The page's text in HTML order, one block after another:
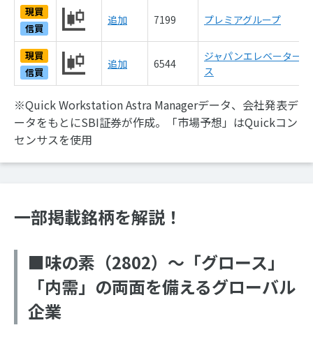
現買
信買
追加 7199 プレミアグループ
現買
信買
追加 6544
ジャパンエレベーター
ス
※Quick Workstation Astra Managerデータ、会社発表デ
ータをもとにSBI証券が作成。「市場予想」はQuickコン
センサスを使用
一部掲載銘柄を解説！
■味の素（2802）～「グロース」
「内需」の両面を備えるグローバル
企業